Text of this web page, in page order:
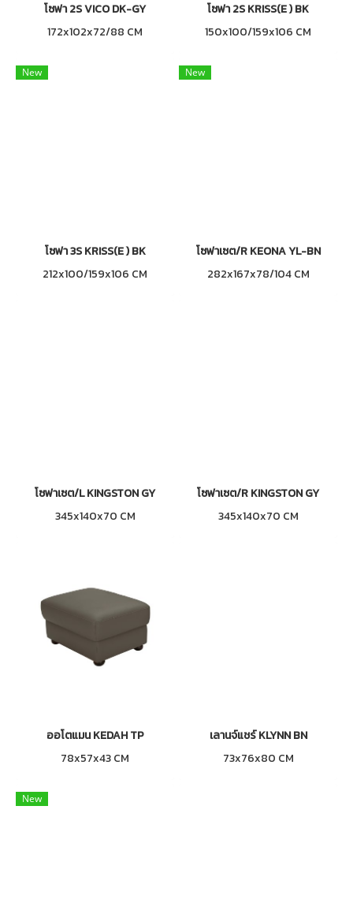
โซฟา 2S VICO DK-GY
172x102x72/88 CM
โซฟา 2S KRISS(E ) BK
150x100/159x106 CM
New
โซฟา 3S KRISS(E ) BK
212x100/159x106 CM
New
โซฟาเซต/R KEONA YL-BN
282x167x78/104 CM
โซฟาเซต/L KINGSTON GY
345x140x70 CM
โซฟาเซต/R KINGSTON GY
345x140x70 CM
ออโตแมน KEDAH TP
78x57x43 CM
เลานจ์แชร์ KLYNN BN
73x76x80 CM
New